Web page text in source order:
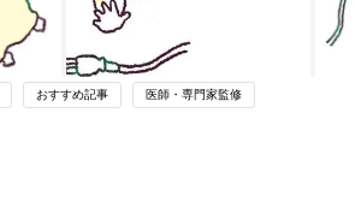
おすすめ記事 医師・専門家監修